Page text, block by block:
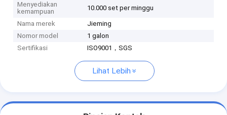
Menyediakan
kemampuan
10.000 set per minggu
Nama merek
Jieming
Nomor model
1 galon
Sertifikasi
ISO9001，SGS
Lihat Lebih